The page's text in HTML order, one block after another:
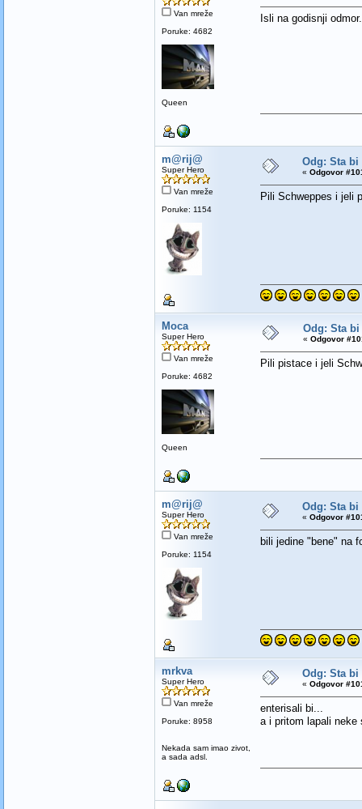
Van mreže
Poruke: 4682
Queen
Isli na godisnji
m@rij@
Super Hero
Van mreže
Poruke: 1154
Odg: Sta
« Odgovor
Pili Schweppes i jeli
Moca
Super Hero
Van mreže
Poruke: 4682
Queen
Odg: Sta
« Odgovor
Pili pistace i jeli
m@rij@
Super Hero
Van mreže
Poruke: 1154
Odg: Sta
« Odgovor
bili jedine "bene" na
mrkva
Super Hero
Van mreže
Poruke: 8958
Nekada sam imao zivot,
a sada adsl.
Odg: Sta
« Odgovor
enterisali bi...
a i pritom lapali neke